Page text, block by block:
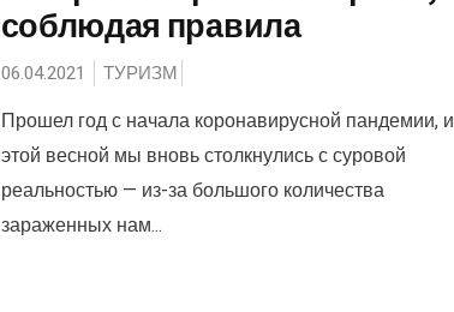
соблюдая правила
06.04.2021 ТУРИЗМ
Прошел год с начала коронавирусной пандемии, и
этой весной мы вновь столкнулись с суровой
реальностью — из-за большого количества
зараженных нам...